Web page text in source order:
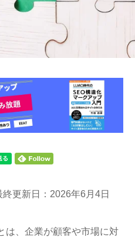
更新日：2026年6月4日
は、企業が顧客や市場に対